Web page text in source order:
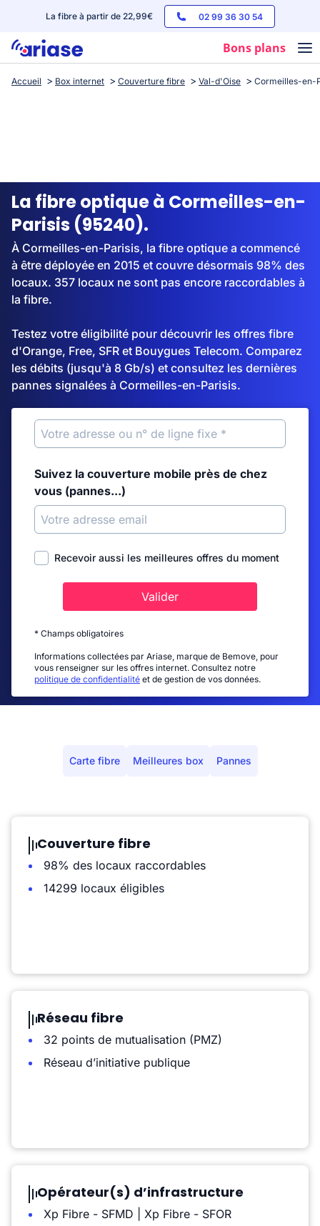
La fibre à partir de 22,99€ 02 99 36 30 54
Bons plans
Box internet
Streaming
Accueil Box internet Couverture fibre Val-d'Oise Cormeilles-en-
La fibre optique à Cormeilles-en-
Parisis (95240).
À Cormeilles-en-Parisis, la fibre optique a commencé
à être déployée en 2015 et couvre désormais 98% des
locaux. 357 locaux ne sont pas encore raccordables à
la fibre.
Testez votre éligibilité pour découvrir les offres fibre
d'Orange, Free, SFR et Bouygues Telecom. Comparez
les débits (jusqu'à 8 Gb/s) et consultez les dernières
pannes signalées à Cormeilles-en-Parisis.
Suivez la couverture mobile près de chez
vous (pannes...)
Recevoir aussi les meilleures offres du moment
Valider
* Champs obligatoires
Informations collectées par Ariase, marque de Bemove, pour
vous renseigner sur les offres internet. Consultez notre
politique de confidentialité et de gestion de vos données.
Carte fibre Meilleures box Pannes
Couverture fibre
98% des locaux raccordables
14299 locaux éligibles
Réseau fibre
32 points de mutualisation (PMZ)
Réseau d’initiative publique
Opérateur(s) d’infrastructure
Xp Fibre - SFMD | Xp Fibre - SFOR